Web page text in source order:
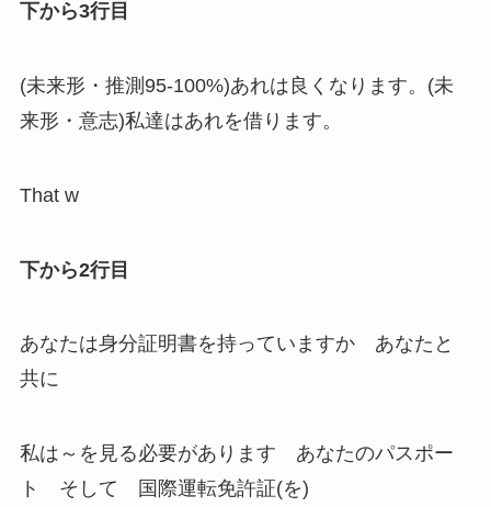
下から3行目
(未来形・推測95-100%)あれは良くなります。(未
来形・意志)私達はあれを借ります。
That w
下から2行目
あなたは身分証明書を持っていますか あなたと
共に
私は～を見る必要があります あなたのパスポー
ト そして 国際運転免許証(を)